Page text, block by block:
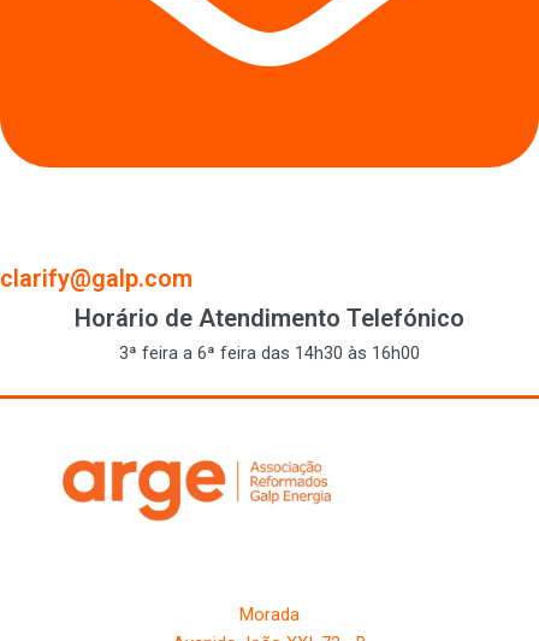
clarify@galp.com
Horário de Atendimento Telefónico
3ª feira a 6ª feira das 14h30 às 16h00
Morada